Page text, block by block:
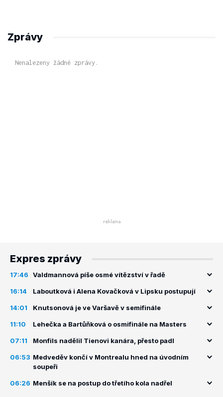
Zprávy
Nenalezeny žádné zprávy.
Expres zprávy
17:46 Valdmannová píše osmé vítězství v řadě
16:14 Laboutková i Alena Kovačková v Lipsku postupují
14:01 Knutsonová je ve Varšavě v semifinále
11:10 Lehečka a Bartůňková o osmifinále na Masters
07:11 Monfils nadělil Tienovi kanára, přesto padl
06:53 Medveděv končí v Montrealu hned na úvodním
soupeři
06:26 Menšík se na postup do třetího kola nadřel